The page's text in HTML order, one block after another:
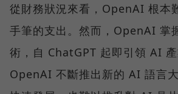
從財務狀況來看，OpenAI 根本
手筆的支出。然而，OpenAI 掌
術，自 ChatGPT 起即引領 AI
OpenAI 不斷推出新的 AI 語言